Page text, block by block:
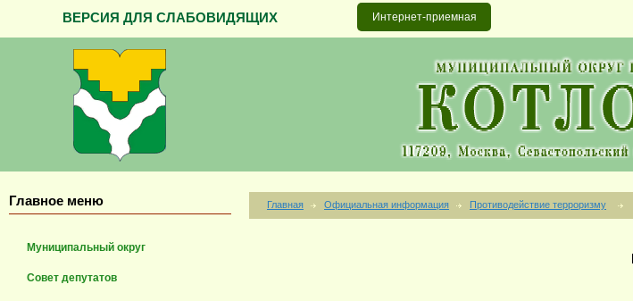
ВЕРСИЯ ДЛЯ СЛАБОВИДЯЩИХ Интернет-приемная
Главное меню
Муниципальный округ
Совет депутатов
Главная Официальная информация Противодействие терроризму